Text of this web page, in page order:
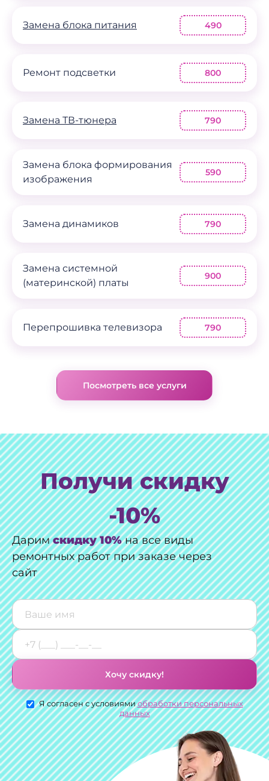
Замена блока питания 490
Ремонт подсветки 800
Замена ТВ-тюнера 790
Замена блока формирования
изображения
590
Замена динамиков 790
Замена системной
(материнской) платы
900
Перепрошивка телевизора 790
Посмотреть все услуги
Получи скидку
-10%
Даримскидку 10%на все виды
ремонтных работ при заказе через
сайт
Хочу скидку!
Я согласен с условиямиобработки персональных
данных